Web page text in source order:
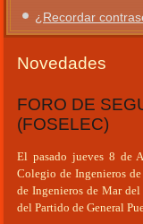
¿Recordar
Novedades
FORO DE
(FOSELEC)
El pasado jueves 8 de
Colegio de Ingenieros
de Ingenieros de Mar
del Partido de General